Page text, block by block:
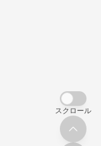
スクロール